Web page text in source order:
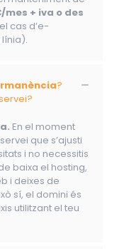
mes + iva o des
cas d’e-
?
En el moment
que s’ajusti
i no necessitis
baixa el hosting,
i deixes de
sí, el domini és
utilitzant el teu